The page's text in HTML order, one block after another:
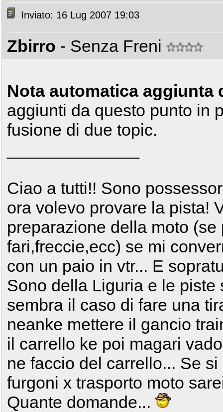
Inviato: 16 Lug 2007 19:03
Zbirro - Senza Freni
Nota automatica aggiunta
aggiunti da questo punto in
fusione di due topic.
Ciao a tutti!! Sono
ora volevo provare la pista!
preparazione della moto
fari,freccie,ecc) se mi
con un paio in vtr... E
Sono della Liguria e le piste
sembra il caso di fare una
neanke mettere il gancio
il carrello ke poi magari
ne faccio del carrello... Se
furgoni x trasporto moto
Quante domande...